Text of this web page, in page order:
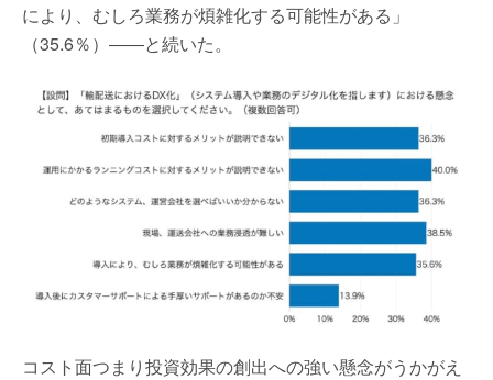
により、むしろ業務が煩雑化する可能性がある」
（35.6％）――と続いた。
コスト面つまり投資効果の創出への強い懸念がうかがえ